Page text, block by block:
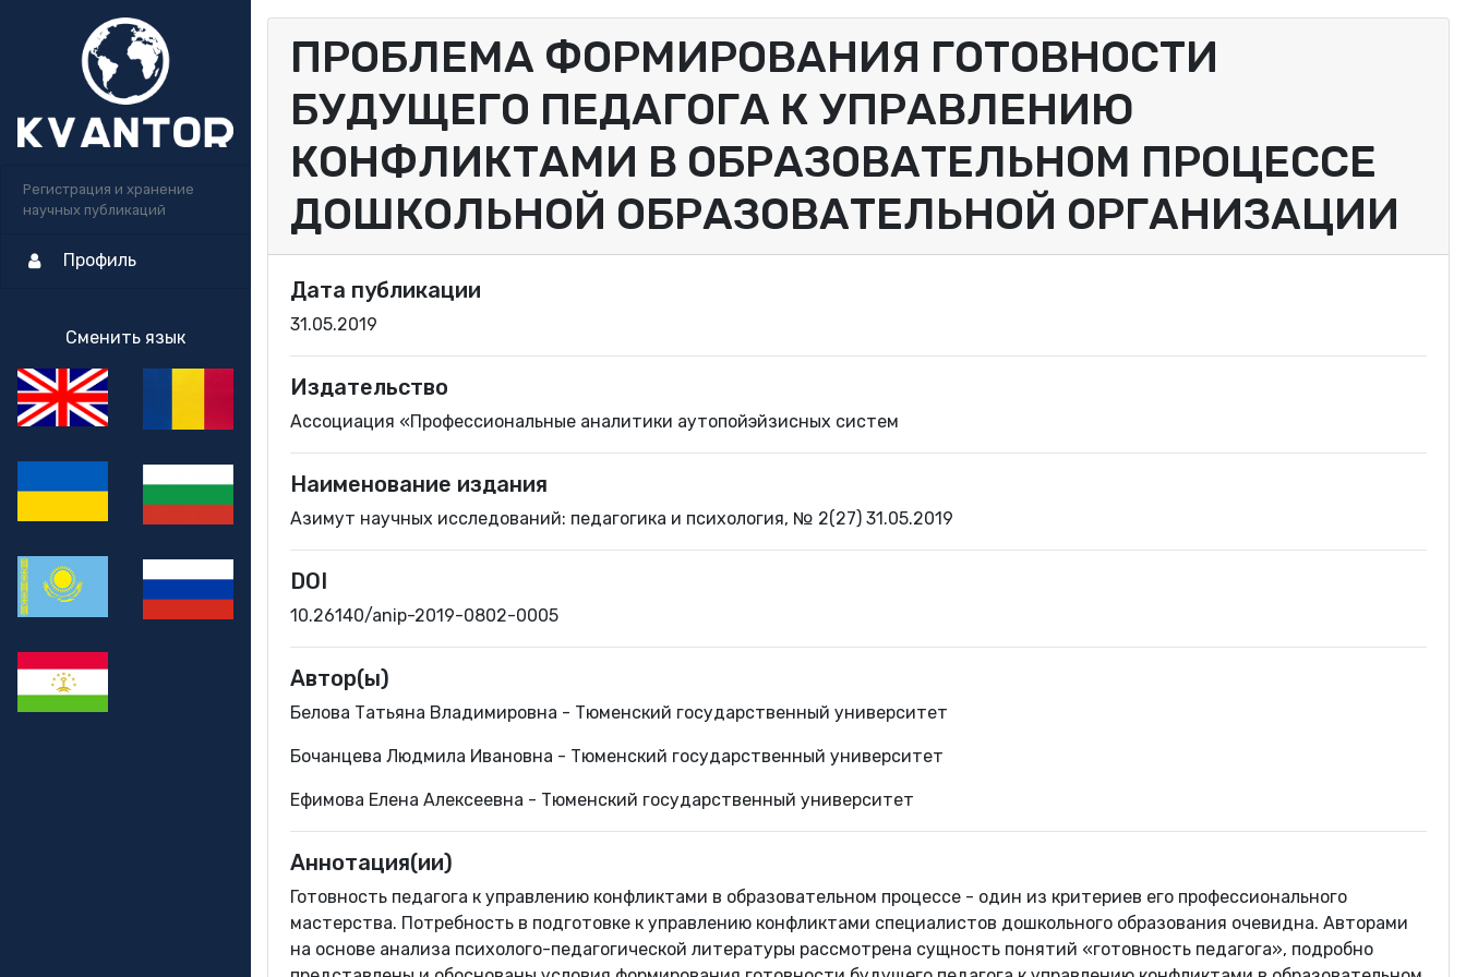
Регистрация и хранение
научных публикаций
Профиль
Сменить язык
ПРОБЛЕМА ФОРМИРОВАНИЯ ГОТОВНОСТИ
БУДУЩЕГО ПЕДАГОГА К УПРАВЛЕНИЮ
КОНФЛИКТАМИ В ОБРАЗОВАТЕЛЬНОМ ПРОЦЕССЕ
ДОШКОЛЬНОЙ ОБРАЗОВАТЕЛЬНОЙ ОРГАНИЗАЦИИ
Дата публикации
31.05.2019
Издательство
Ассоциация «Профессиональные аналитики аутопойэйзисных систем
Наименование издания
Азимут научных исследований: педагогика и психология, № 2(27) 31.05.2019
DOI
10.26140/anip-2019-0802-0005
Автор(ы)
Белова Татьяна Владимировна - Тюменский государственный университет
Бочанцева Людмила Ивановна - Тюменский государственный университет
Ефимова Елена Алексеевна - Тюменский государственный университет
Аннотация(ии)
Готовность педагога к управлению конфликтами в образовательном процессе - один из критериев его профессионального
мастерства. Потребность в подготовке к управлению конфликтами специалистов дошкольного образования очевидна. Авторами
на основе анализа психолого-педагогической литературы рассмотрена сущность понятий «готовность педагога», подробно